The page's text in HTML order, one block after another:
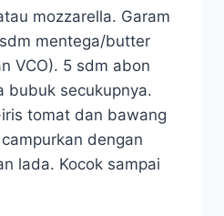
mozzarella. Garam
mentega/butter
VCO). 5 sdm abon
bubuk secukupnya.
tomat dan bawang
dengan
lada. Kocok sampai